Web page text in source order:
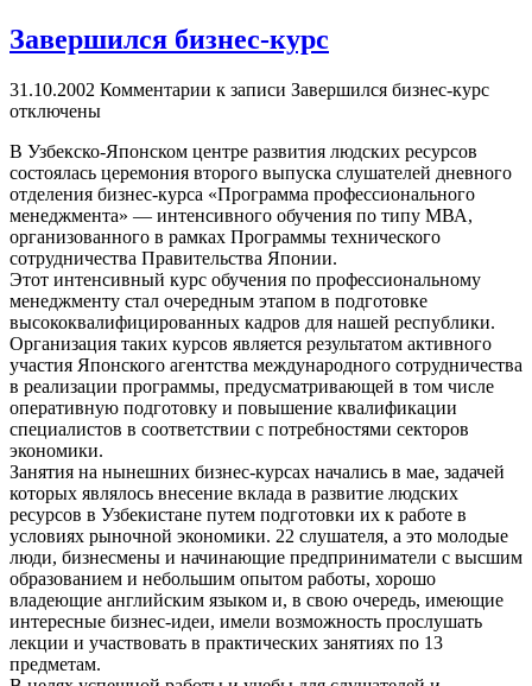
Завершился бизнес-курс
31.10.2002 Комментарии к записи Завершился бизнес-курс
отключены
В Узбекско-Японском центре развития людских ресурсов
состоялась церемония второго выпуска слушателей дневного
отделения бизнес-курса «Программа профессионального
менеджмента» — интенсивного обучения по типу МВА,
организованного в рамках Программы технического
сотрудничества Правительства Японии.
Этот интенсивный курс обучения по профессиональному
менеджменту стал очередным этапом в подготовке
высококвалифицированных кадров для нашей республики.
Организация таких курсов является результатом активного
участия Японского агентства международного сотрудничества
в реализации программы, предусматривающей в том числе
оперативную подготовку и повышение квалификации
специалистов в соответствии с потребностями секторов
экономики.
Занятия на нынешних бизнес-курсах начались в мае, задачей
которых являлось внесение вклада в развитие людских
ресурсов в Узбекистане путем подготовки их к работе в
условиях рыночной экономики. 22 слушателя, а это молодые
люди, бизнесмены и начинающие предприниматели с высшим
образованием и небольшим опытом работы, хорошо
владеющие английским языком и, в свою очередь, имеющие
интересные бизнес-идеи, имели возможность прослушать
лекции и участвовать в практических занятиях по 13
предметам.